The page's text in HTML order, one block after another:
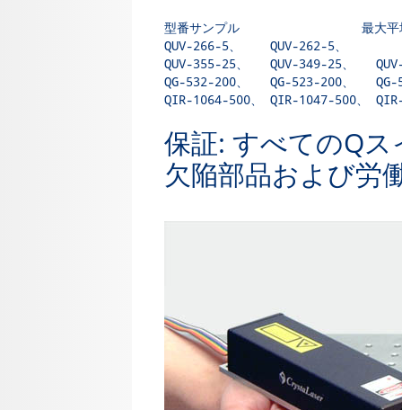
型番サンプル                 最大平
QUV-266-5、    QUV-262-5、
QUV-355-25、   QUV-349-25、
QG-532-200、   QG-523-200、
QIR-1064-500、 QIR-1047-500、
保証: すべてのQ
欠陥部品および労